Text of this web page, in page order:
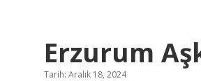
Erzurum
Tarih: Aralık 18, 2024